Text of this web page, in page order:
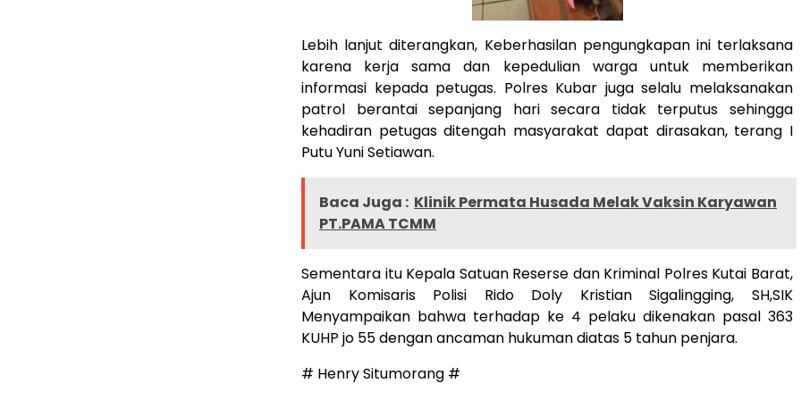
Lebih lanjut diterangkan, Keberhasilan pengungkapan ini terlaksana
karena kerja sama dan kepedulian warga untuk memberikan
informasi kepada petugas. Polres Kubar juga selalu melaksanakan
patrol berantai sepanjang hari secara tidak terputus sehingga
kehadiran petugas ditengah masyarakat dapat dirasakan, terang I
Putu Yuni Setiawan.
Baca Juga : Klinik Permata Husada Melak Vaksin Karyawan
PT.PAMA TCMM
Sementara itu Kepala Satuan Reserse dan Kriminal Polres Kutai Barat,
Ajun Komisaris Polisi Rido Doly Kristian Sigalingging, SH,SIK
Menyampaikan bahwa terhadap ke 4 pelaku dikenakan pasal 363
KUHP jo 55 dengan ancaman hukuman diatas 5 tahun penjara.
# Henry Situmorang #